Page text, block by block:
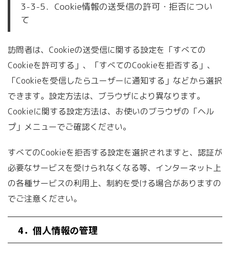
3-3-5．Cookie情報の送受信の許可・拒否につい
て
訪問者は、Cookieの送受信に関する設定を「すべての
Cookieを許可する」、「すべてのCookieを拒否する」、
「Cookieを受信したらユーザーに通知する」などから選択
できます。設定方法は、ブラウザにより異なります。
Cookieに関する設定方法は、お使いのブラウザの「ヘル
プ」メニューでご確認ください。
すべてのCookieを拒否する設定を選択されますと、認証が
必要なサービスを受けられなくなる等、インターネット上
の各種サービスの利用上、制約を受ける場合がありますの
でご注意ください。
4．個人情報の管理